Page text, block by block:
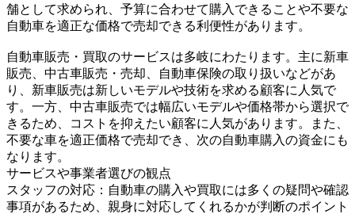
舗として求められ、予算に合わせて購入できることや不要な
自動車を適正な価格で売却できる利便性があります。
自動車販売・買取のサービスは多岐にわたります。主に新車
販売、中古車販売・売却、自動車保険の取り扱いなどがあ
り、新車販売は新しいモデルや技術を求める顧客に人気で
す。一方、中古車販売では幅広いモデルや価格帯から選択で
きるため、コストを抑えたい顧客に人気があります。また、
不要な車を適正価格で売却でき、次の自動車購入の資金にも
なります。
サービスや事業者選びの観点
スタッフの対応：自動車の購入や買取には多くの疑問や確認
事項があるため、親身に対応してくれるかが判断のポイント